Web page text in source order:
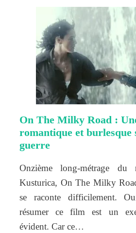
On The Milky Road :
romantique et burlesque
guerre
Onzième long-métrage du
Kusturica, On The Milky
se raconte difficilement.
résumer ce film est un
évident. Car ce…